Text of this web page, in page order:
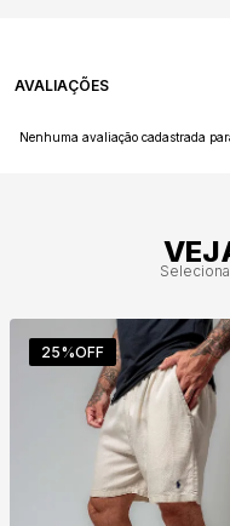
AVALIAÇÕES
Nenhuma avaliação cadastrada
25%OFF